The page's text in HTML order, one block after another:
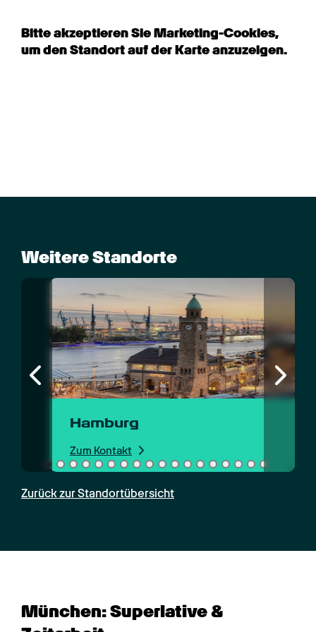
Bitte akzeptieren Sie Marketing-Cookies,
um den Standort auf der Karte anzuzeigen.
Weitere Standorte
Hamburg
Zum Kontakt
Zurück zur Standortübersicht
München: Superlative &